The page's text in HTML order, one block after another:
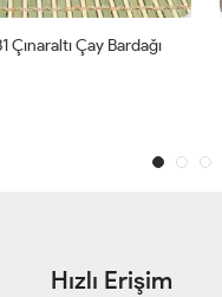
Çınaraltı Çay Bardağı
Hızlı Erişim